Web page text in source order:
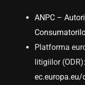
ANPC –
Platforma
litigiilor (ODR):